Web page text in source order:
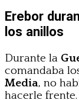
Erebor
los anillos
Durante la
comandaba
Media, no
hacerle